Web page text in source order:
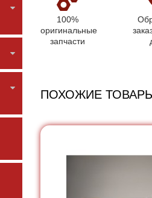
100%
оригинальные
запчасти
ПОХОЖИЕ